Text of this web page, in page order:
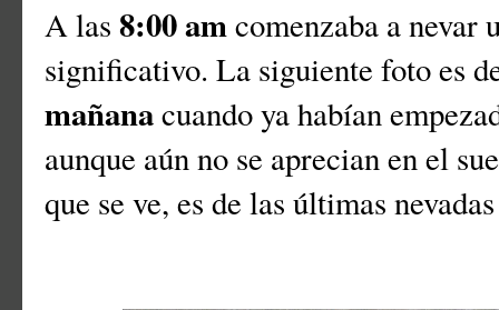
A las 8:00 amcomenzaba a nevar
significativo. La siguiente foto es
mañanacuando ya habían
aunque aún no se aprecian en el
que se ve, es de las últimas